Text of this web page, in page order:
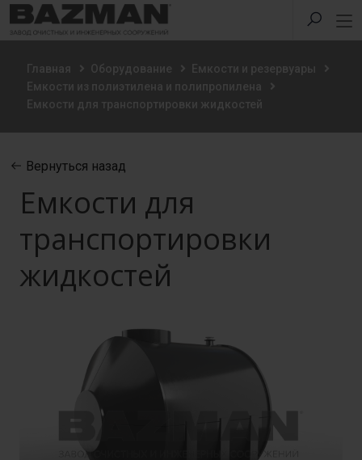
Главная Оборудование
Емкости и резервуары
Емкости из полиэтилена и полипропилена
Емкости для транспортировки жидкостей
Вернуться назад
Емкости для
транспортировки
жидкостей